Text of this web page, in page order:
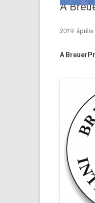
TENGERENTÚL
A
2019. április
A